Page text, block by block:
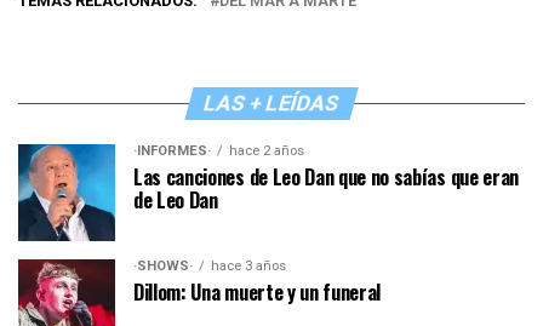
LAS + LEÍDAS
·INFORMES· hace 2 años
Las canciones de Leo Dan que no sabías que eran
de Leo Dan
·SHOWS· hace 3 años
Dillom: Una muerte y un funeral